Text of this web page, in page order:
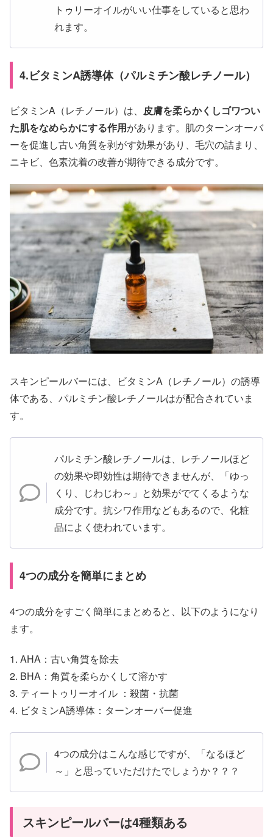
トゥリーオイルがいい仕事をしていると思わ
れます。
4.ビタミンA誘導体（パルミチン酸レチノール）
ビタミンA（レチノール）は、 皮膚を柔らかくしゴワつい
た肌をなめらかにする作用があります。肌のターンオーバ
ーを促進し古い角質を剥がす効果があり、毛穴の詰まり、
ニキビ、色素沈着の改善が期待できる成分です。
スキンピールバーには、ビタミンA（レチノール）の誘導
体である、パルミチン酸レチノールはが配合されていま
す。
パルミチン酸レチノールは、レチノールほど
の効果や即効性は期待できませんが、「ゆっ
くり、じわじわ～」と効果がでてくるような
成分です。抗シワ作用などもあるので、化粧
品によく使われています。
4つの成分を簡単にまとめ
4つの成分をすごく簡単にまとめると、以下のようになり
ます。
1. AHA：古い角質を除去
2. BHA：角質を柔らかくして溶かす
3. ティートゥリーオイル ：殺菌・抗菌
4. ビタミンA誘導体：ターンオーバー促進
4つの成分はこんな感じですが、「なるほど
～」と思っていただけたでしょうか？？？
スキンピールバーは4種類ある